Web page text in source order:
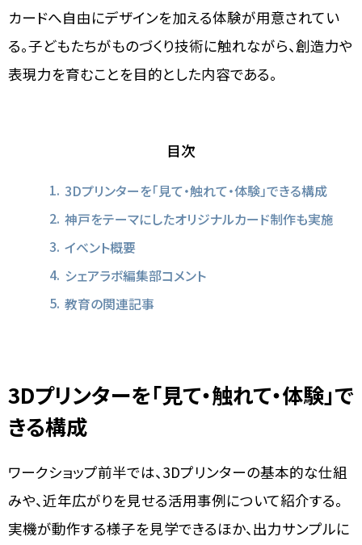
カードへ自由にデザインを加える体験が用意されてい
る。子どもたちがものづくり技術に触れながら、創造力や
表現力を育むことを目的とした内容である。
目次
3Dプリンターを「見て・触れて・体験」できる構成
神戸をテーマにしたオリジナルカード制作も実施
イベント概要
シェアラボ編集部コメント
教育の関連記事
3Dプリンターを「見て・触れて・体験」で
きる構成
ワークショップ前半では、3Dプリンターの基本的な仕組
みや、近年広がりを見せる活用事例について紹介する。
実機が動作する様子を見学できるほか、出力サンプルに